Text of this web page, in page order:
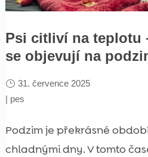
Psi citliví na teplotu
se objevují na
31. července 2025
| pes
Podzim je překrásné
chladnými dny. V tomto